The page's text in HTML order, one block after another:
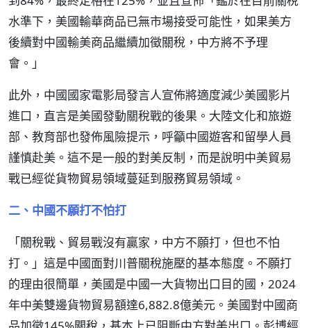
水準下，美國輸華商品已無市場接受可能性，如果美方
後續對中國輸美商品繼續加徵關稅，中方將不予理
會。」
此外，中國國家電影局發言人宣佈將適度減少美國影片
進口，直言是美國發動關稅戰的後果。大陸文化和旅遊
部、教育部也發佈風險提示，呼籲中國遊客和留學人員
謹慎赴美。這不是一般的對美反制，而是說明中美貿易
戰已經從貨物貿易領域蔓延到服務貿易領域。
二、中國不願打不怕打
「關稅戰、貿易戰沒有贏家，中方不願打，但也不怕
打。」這是中國面對川普關稅施壓的基本態度。不願打
的理由很簡單，美國是中國一大貨物出口目的國，2024
年中美雙邊貨物貿易額達6,882.8億美元。美國對中國商